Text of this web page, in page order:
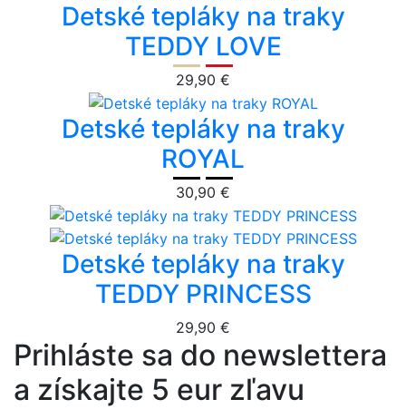
Detské tepláky na traky
TEDDY LOVE
29,90 €
Detské tepláky na traky
ROYAL
30,90 €
Detské tepláky na traky
TEDDY PRINCESS
29,90 €
Prihláste sa do newslettera
a získajte 5 eur zľavu